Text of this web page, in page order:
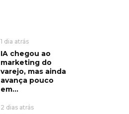
1 dia atrás
IA chegou ao
marketing do
varejo, mas ainda
avança pouco
em...
2 dias atrás